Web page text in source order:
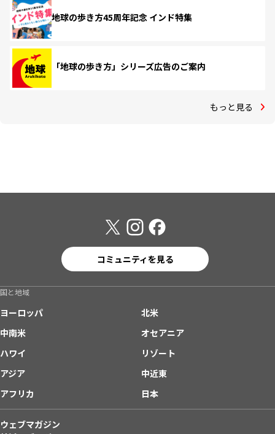
地球の歩き方45周年記念 インド特集
「地球の歩き方」シリーズ広告のご案内
もっと見る
コミュニティを見る
国と地域
ヨーロッパ
北米
中南米
オセアニア
ハワイ
リゾート
アジア
中近東
アフリカ
日本
ウェブマガジン